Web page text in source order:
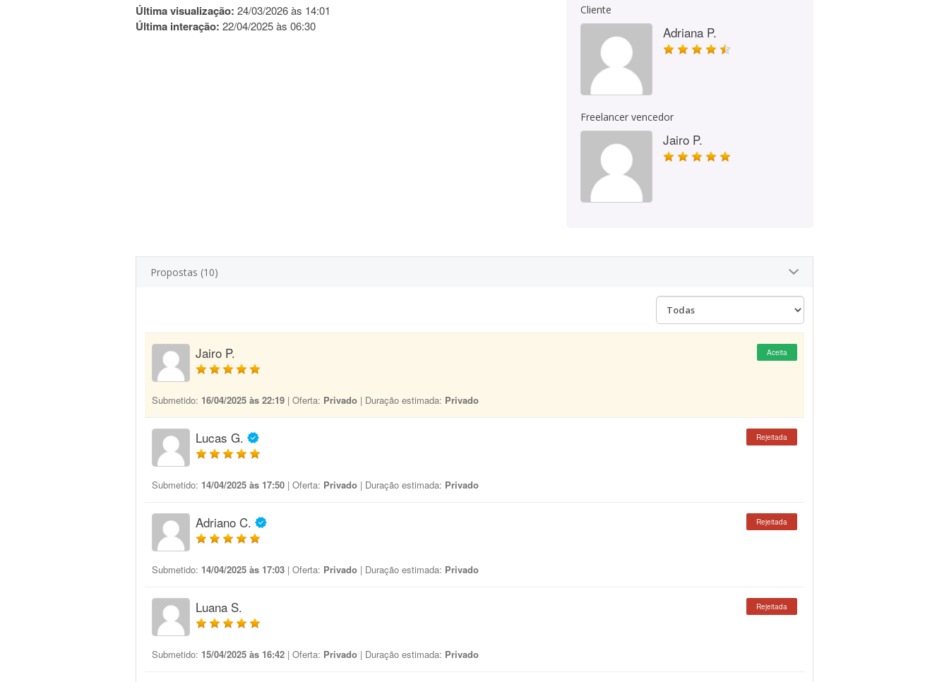
Última visualização: 24/03/2026 às 14:01
Última interação: 22/04/2025 às 06:30
Cliente
Adriana P.
Freelancer vencedor
Jairo P.
Propostas (10)
Jairo P. Aceita
Submetido: 16/04/2025 às 22:19 | Oferta: Privado | Duração estimada: Privado
Lucas G. Rejeitada
Submetido: 14/04/2025 às 17:50 | Oferta: Privado | Duração estimada: Privado
Adriano C. Rejeitada
Submetido: 14/04/2025 às 17:03 | Oferta: Privado | Duração estimada: Privado
Luana S. Rejeitada
Submetido: 15/04/2025 às 16:42 | Oferta: Privado | Duração estimada: Privado